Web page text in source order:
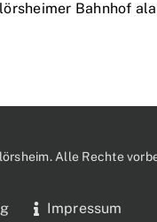
Bahnhof
Alle Rechte
Impressum